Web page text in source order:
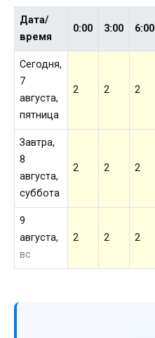
Дата/
время
0:00 3:00 6:00
Сегодня,
7
августа,
пятница
2 2 2
Завтра,
8
августа,
суббота
2 2 2
9
августа,
вс
2 2 2